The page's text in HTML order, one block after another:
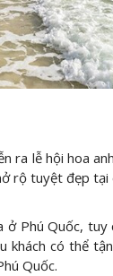
ra lễ hội hoa
rộ tuyệt đẹp tại
ở Phú Quốc, tuy
khách có thể
Quốc.